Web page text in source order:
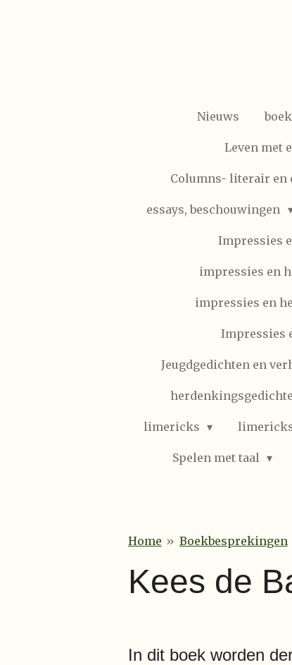
Nieuws
Leven met
Columns- literair en
essays, beschouwingen
Impressies
impressies en
impressies en
Impressies
Jeugdgedichten en
limericks
Spelen met taal
Home » Boekbesprekingen
Kees de
In dit boek worden